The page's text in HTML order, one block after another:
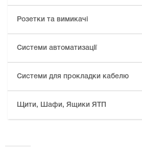
Розетки та вимикачі
Системи автоматизації
Системи для прокладки кабелю
Щити, Шафи, Ящики ЯТП